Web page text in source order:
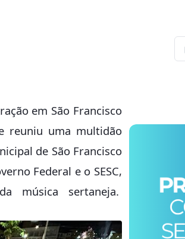
em São Francisco
reuniu uma multidão
de São Francisco
Federal e o SESC,
música sertaneja.